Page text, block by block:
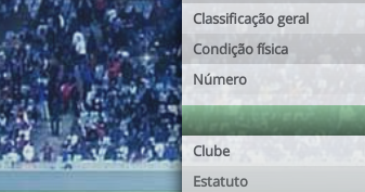
Classificação geral
Condição física
Número
Clube
Estatuto